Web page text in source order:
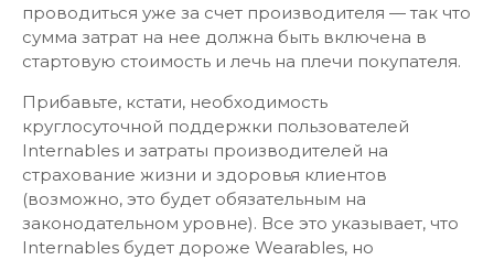
проводиться уже за счет производителя — так что
сумма затрат на нее должна быть включена в
стартовую стоимость и лечь на плечи покупателя.
Прибавьте, кстати, необходимость
круглосуточной поддержки пользователей
Internables и затраты производителей на
страхование жизни и здоровья клиентов
(возможно, это будет обязательным на
законодательном уровне). Все это указывает, что
Internables будет дороже Wearables, но